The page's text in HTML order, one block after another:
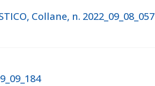
Collane, n. 2022_09_08_057